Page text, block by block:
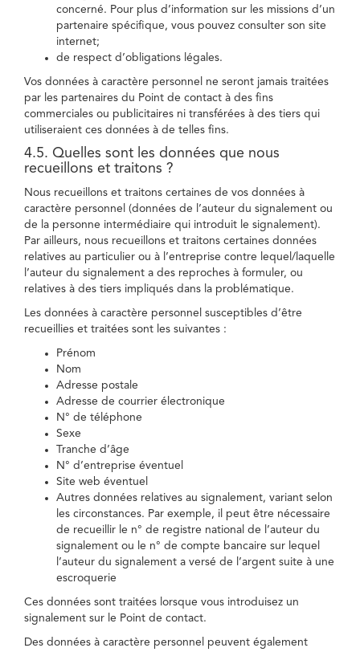
concerné. Pour plus d’information sur les missions d’un
partenaire spécifique, vous pouvez consulter son site
internet;
de respect d’obligations légales.
Vos données à caractère personnel ne seront jamais traitées
par les partenaires du Point de contact à des fins
commerciales ou publicitaires ni transférées à des tiers qui
utiliseraient ces données à de telles fins.
4.5. Quelles sont les données que nous
recueillons et traitons ?
Nous recueillons et traitons certaines de vos données à
caractère personnel (données de l’auteur du signalement ou
de la personne intermédiaire qui introduit le signalement).
Par ailleurs, nous recueillons et traitons certaines données
relatives au particulier ou à l’entreprise contre lequel/laquelle
l’auteur du signalement a des reproches à formuler, ou
relatives à des tiers impliqués dans la problématique.
Les données à caractère personnel susceptibles d’être
recueillies et traitées sont les suivantes :
Prénom
Nom
Adresse postale
Adresse de courrier électronique
N° de téléphone
Sexe
Tranche d’âge
N° d’entreprise éventuel
Site web éventuel
Autres données relatives au signalement, variant selon
les circonstances. Par exemple, il peut être nécessaire
de recueillir le n° de registre national de l’auteur du
signalement ou le n° de compte bancaire sur lequel
l’auteur du signalement a versé de l’argent suite à une
escroquerie
Ces données sont traitées lorsque vous introduisez un
signalement sur le Point de contact.
Des données à caractère personnel peuvent également